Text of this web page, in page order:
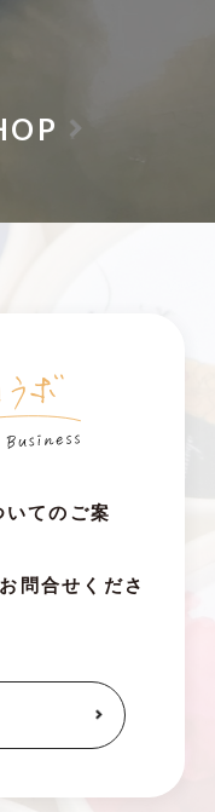
てのご案
問合せくださ